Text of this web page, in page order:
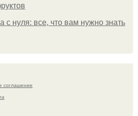
с нуля: все, что вам нужно знать
соглашение